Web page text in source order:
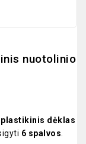
nuotolinio
plastikinis dėklas
6 spalvos.